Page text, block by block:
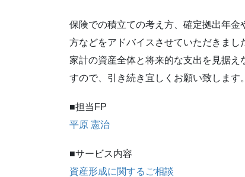
保険での積立ての考え方、確定拠出年金
方などをアドバイスさせていただきまし
家計の資産全体と将来的な支出を見据え
すので、引き続き宜しくお願い致します。
■担当FP
平原 憲治
■サービス内容
資産形成に関するご相談